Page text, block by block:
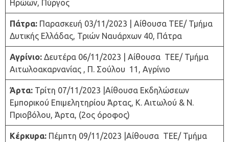
Ηρώων, Πύργος
Πάτρα: Παρασκευή 03/11/2023 | Αίθουσα ΤΕΕ/ Τμήμα
Δυτικής Ελλάδας, Τριών Ναυάρχων 40, Πάτρα
Αγρίνιο: Δευτέρα 06/11/2023 | Αίθουσα ΤΕΕ/ Τμήμα
Αιτωλοακαρνανίας , Π. Σούλου 11, Αγρίνιο
Άρτα: Τρίτη 07/11/2023 |Αίθουσα Εκδηλώσεων
Εμπορικού Επιμελητηρίου Άρτας, Κ. Αιτωλού & Ν.
Πριοβόλου, Άρτα, (2ος όροφος)
Κέρκυρα: Πέμπτη 09/11/2023 |Αίθουσα ΤΕΕ/ Τμήμα